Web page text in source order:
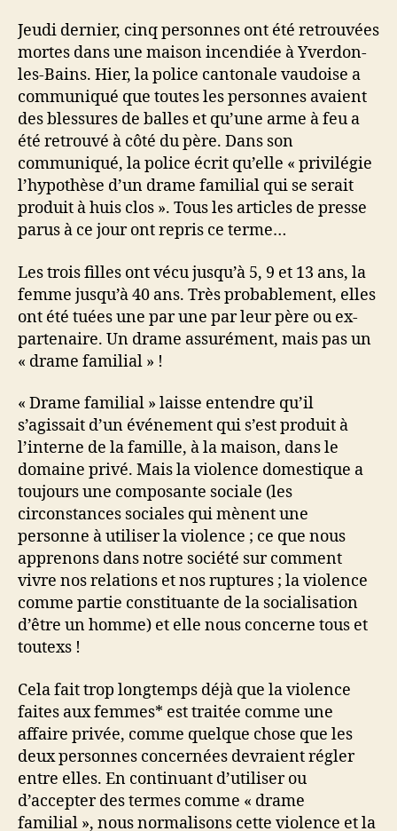
Jeudi dernier, cinq personnes ont été retrouvées
mortes dans une maison incendiée à Yverdon-
les-Bains. Hier, la police cantonale vaudoise a
communiqué que toutes les personnes avaient
des blessures de balles et qu’une arme à feu a
été retrouvé à côté du père. Dans son
communiqué, la police écrit qu’elle « privilégie
l’hypothèse d’un drame familial qui se serait
produit à huis clos ». Tous les articles de presse
parus à ce jour ont repris ce terme…
Les trois filles ont vécu jusqu’à 5, 9 et 13 ans, la
femme jusqu’à 40 ans. Très probablement, elles
ont été tuées une par une par leur père ou ex-
partenaire. Un drame assurément, mais pas un
« drame familial » !
« Drame familial » laisse entendre qu’il
s’agissait d’un événement qui s’est produit à
l’interne de la famille, à la maison, dans le
domaine privé. Mais la violence domestique a
toujours une composante sociale (les
circonstances sociales qui mènent une
personne à utiliser la violence ; ce que nous
apprenons dans notre société sur comment
vivre nos relations et nos ruptures ; la violence
comme partie constituante de la socialisation
d’être un homme) et elle nous concerne tous et
toutexs !
Cela fait trop longtemps déjà que la violence
faites aux femmes* est traitée comme une
affaire privée, comme quelque chose que les
deux personnes concernées devraient régler
entre elles. En continuant d’utiliser ou
d’accepter des termes comme « drame
familial », nous normalisons cette violence et la